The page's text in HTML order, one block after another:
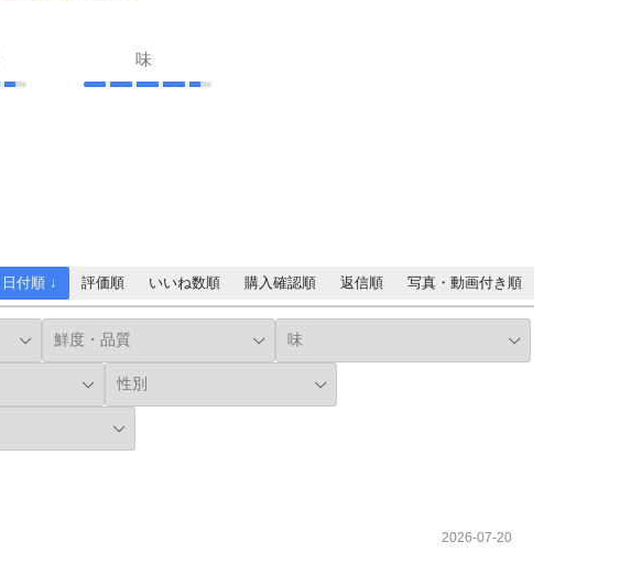
味
日付順 ↓ 評価順 いいね数順 購入確認順 返信順 写真・動画付き順
2026-07-20